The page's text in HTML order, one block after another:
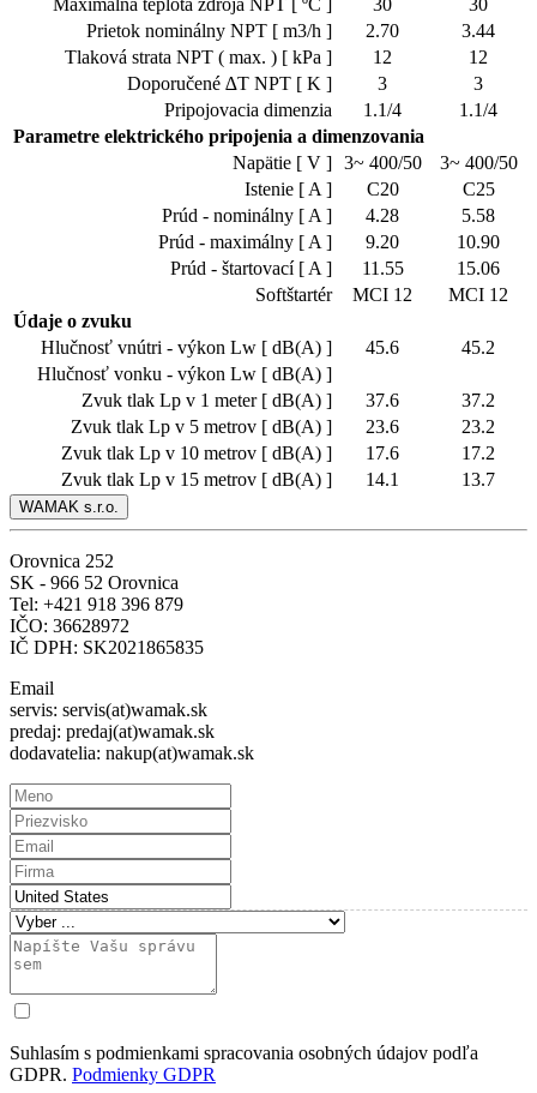
Prietok nominálny NPT [ m3/h ]
2.70
3.44
Tlaková strata NPT ( max. ) [ kPa ]
12
12
Doporučené ∆T NPT [ K ]
3
3
Pripojovacia dimenzia
1.1/4
1.1/4
Parametre elektrického pripojenia a dimenzovania
Napätie [ V ] 3~ 400/50
3~ 400/50
Istenie [ A ]
C20
C25
Prúd - nominálny [ A ]
4.28
5.58
Prúd - maximálny [ A ]
9.20
10.90
Prúd - štartovací [ A ]
11.55
15.06
Softštartér
MCI 12
MCI 12
Údaje o zvuku
Hlučnosť vnútri - výkon Lw [ dB(A) ]
45.6
45.2
Hlučnosť vonku - výkon Lw [ dB(A) ]
Zvuk tlak Lp v 1 meter [ dB(A) ]
37.6
37.2
Zvuk tlak Lp v 5 metrov [ dB(A) ]
23.6
23.2
Zvuk tlak Lp v 10 metrov [ dB(A) ]
17.6
17.2
Zvuk tlak Lp v 15 metrov [ dB(A) ]
14.1 13.7
WAMAK s.r.o.
Orovnica 252
SK - 966 52 Orovnica
Tel: +421 918 396 879
IČO: 36628972
IČ DPH: SK2021865835
Email
servis: servis(at)wamak.sk
predaj: predaj(at)wamak.sk
dodavatelia: nakup(at)wamak.sk
Suhlasím s podmienkami spracovania osobných údajov podľa
GDPR. Podmienky GDPR